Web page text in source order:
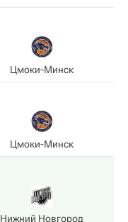
Цмоки-Минск
Цмоки-Минск
Нижний Новгород